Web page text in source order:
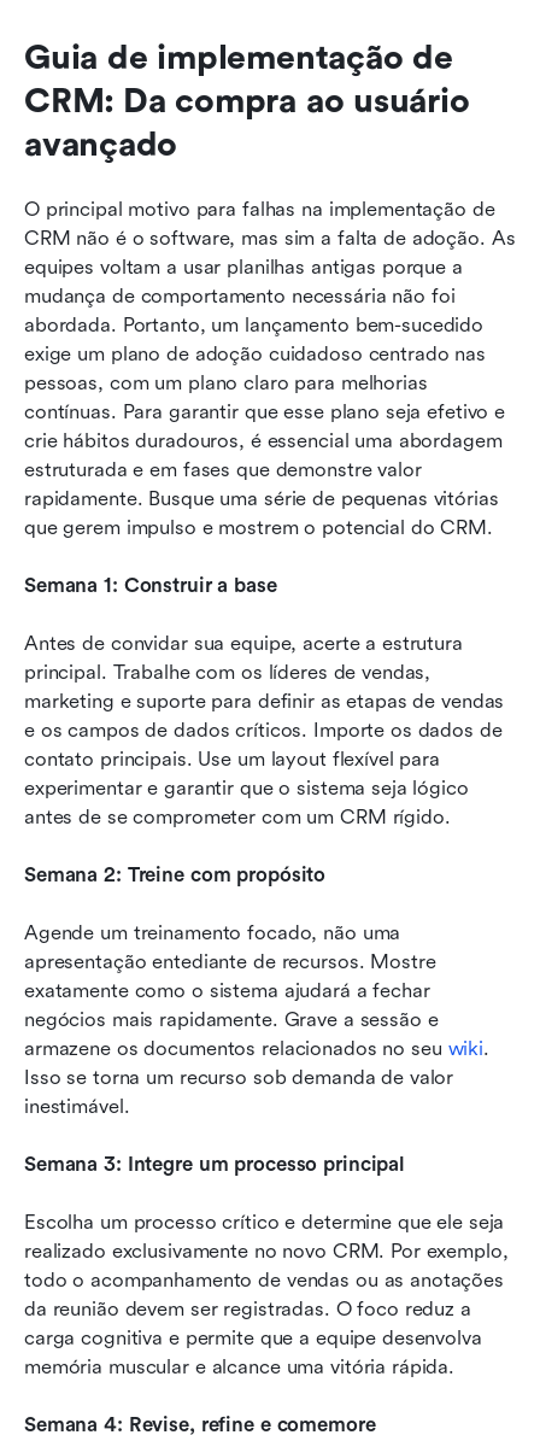
Guia de implementação de
CRM: Da compra ao usuário
avançado
O principal motivo para falhas na implementação de
CRM não é o software, mas sim a falta de adoção. As
equipes voltam a usar planilhas antigas porque a
mudança de comportamento necessária não foi
abordada. Portanto, um lançamento bem-sucedido
exige um plano de adoção cuidadoso centrado nas
pessoas, com um plano claro para melhorias
contínuas. Para garantir que esse plano seja efetivo e
crie hábitos duradouros, é essencial uma abordagem
estruturada e em fases que demonstre valor
rapidamente. Busque uma série de pequenas vitórias
que gerem impulso e mostrem o potencial do CRM.
Semana 1: Construir a base
Antes de convidar sua equipe, acerte a estrutura
principal. Trabalhe com os líderes de vendas,
marketing e suporte para definir as etapas de vendas
e os campos de dados críticos. Importe os dados de
contato principais. Use um layout flexível para
experimentar e garantir que o sistema seja lógico
antes de se comprometer com um CRM rígido.
Semana 2: Treine com propósito
Agende um treinamento focado, não uma
apresentação entediante de recursos. Mostre
exatamente como o sistema ajudará a fechar
negócios mais rapidamente. Grave a sessão e
armazene os documentos relacionados no seu wiki.
Isso se torna um recurso sob demanda de valor
inestimável.
Semana 3: Integre um processo principal
Escolha um processo crítico e determine que ele seja
realizado exclusivamente no novo CRM. Por exemplo,
todo o acompanhamento de vendas ou as anotações
da reunião devem ser registradas. O foco reduz a
carga cognitiva e permite que a equipe desenvolva
memória muscular e alcance uma vitória rápida.
Semana 4: Revise, refine e comemore